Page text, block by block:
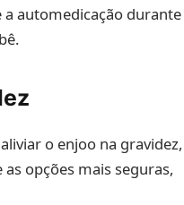
automedicação durante
o enjoo na gravidez,
opções mais seguras,